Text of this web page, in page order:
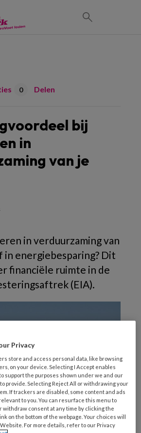
0 Delen
bij
in
van je
in verduurzaming van
in energiebesparing? Dit
financiële ruimte in de
(EIA).
Privacy
store and access personal data, like browsing
on your device. Selecting I Accept enables
support the purposes shown under we and our
provide. Selecting Reject All or withdrawing your
If trackers are disabled, some content and ads
to you. You can resurface this menu to
withdraw consent at any time by clicking the
on the bottom of the webpage. Your choices will
For more details, refer to our Privacy